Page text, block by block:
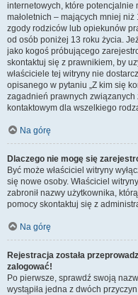
internetowych, które
małoletnich – mających mniej
zgody rodziców lub opiekunów
od osób poniżej 13 roku życia.
jako kogoś próbującego
skontaktuj się z prawnikiem, by
właściciele tej witryny nie
opisanego w pytaniu „Z kim się
zagadnień prawnych związanych
kontaktowym dla wszelkiego
Na górę
Dlaczego nie mogę się
Być może właściciel witryny
się nowe osoby. Właściciel
zabronił nazwy użytkownika,
pomocy skontaktuj się z
Na górę
Rejestracja została
zalogować!
Po pierwsze, sprawdź swoją
wystąpiła jedna z dwóch